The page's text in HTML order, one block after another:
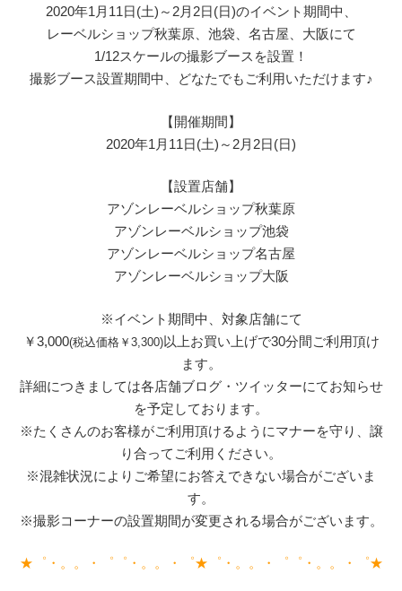
2020年1月11日(土)～2月2日(日)のイベント期間中、
レーベルショップ秋葉原、池袋、名古屋、大阪にて
1/12スケールの撮影ブースを設置！
撮影ブース設置期間中、どなたでもご利用いただけます♪
【開催期間】
2020年1月11日(土)～2月2日(日)
【設置店舗】
アゾンレーベルショップ秋葉原
アゾンレーベルショップ池袋
アゾンレーベルショップ名古屋
アゾンレーベルショップ大阪
※イベント期間中、対象店舗にて
￥3,000(税込価格￥3,300)以上お買い上げで30分間ご利用頂け
ます。
詳細につきましては各店舗ブログ・ツイッターにてお知らせ
を予定しております。
※たくさんのお客様がご利用頂けるようにマナーを守り、譲
り合ってご利用ください。
※混雑状況によりご希望にお答えできない場合がございま
す。
※撮影コーナーの設置期間が変更される場合がございます。
★゜・。。・゜゜・。。・゜★゜・。。・゜゜・。。・゜★